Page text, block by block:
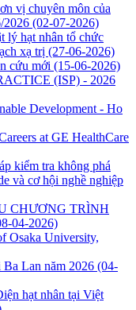
vị chuyên môn của
2026 (02-07-2026)
lý hạt nhân tổ chức
xạ trị (27-06-2026)
cứu mới (15-06-2026)
(ISP) - 2026
Development - Ho
at GE HealthCare
kiểm tra không phá
và cơ hội nghề nghiệp
CHƯƠNG TRÌNH
04-2026)
Osaka University,
Lan năm 2026 (04-
hạt nhân tại Việt